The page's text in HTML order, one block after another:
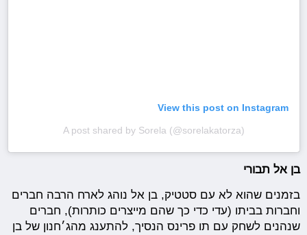
View this post on Instagram
A post shared by Sorela (@sorelakatorza)
בן אל תבורי
בזמנים שהוא לא עם סטטיק, בן אל נוהג לארח הרבה חברים
וחברות בביתו (עדי כדי כך שהם מייצרים כותרות), חברים
שנהנים לשחק עם תו פרינס הנסיך, להתענג מהג׳חנון של בן